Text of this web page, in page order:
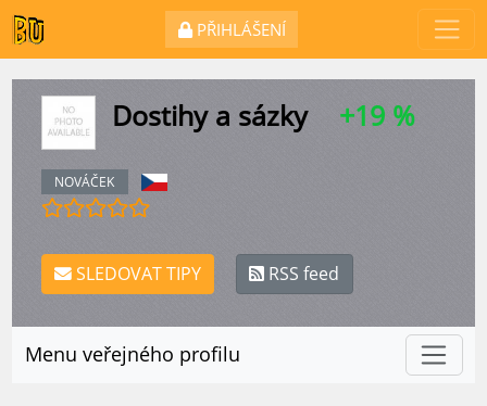
PŘIHLÁŠENÍ
Dostihy a sázky +19 %
NOVÁČEK
SLEDOVAT TIPY RSS feed
Menu veřejného profilu